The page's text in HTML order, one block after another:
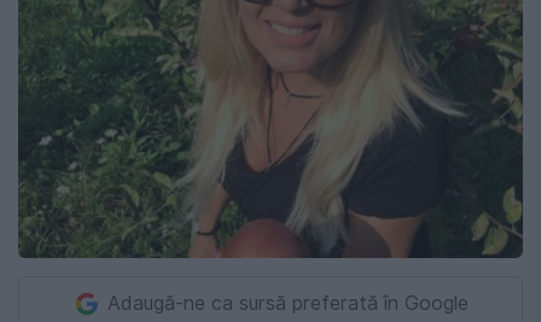
Adaugă-ne ca sursă preferată în Google